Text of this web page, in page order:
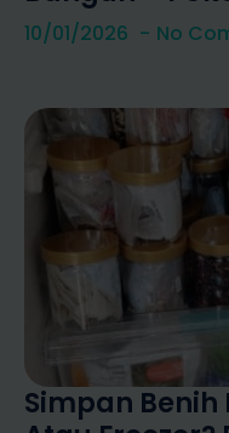
10/01/2026 No
Simpan Benih